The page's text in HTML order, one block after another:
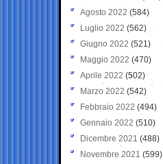
Agosto 2022 (584)
Luglio 2022 (562)
Giugno 2022 (521)
Maggio 2022 (470)
Aprile 2022 (502)
Marzo 2022 (542)
Febbraio 2022 (494)
Gennaio 2022 (510)
Dicembre 2021 (488)
Novembre 2021 (599)